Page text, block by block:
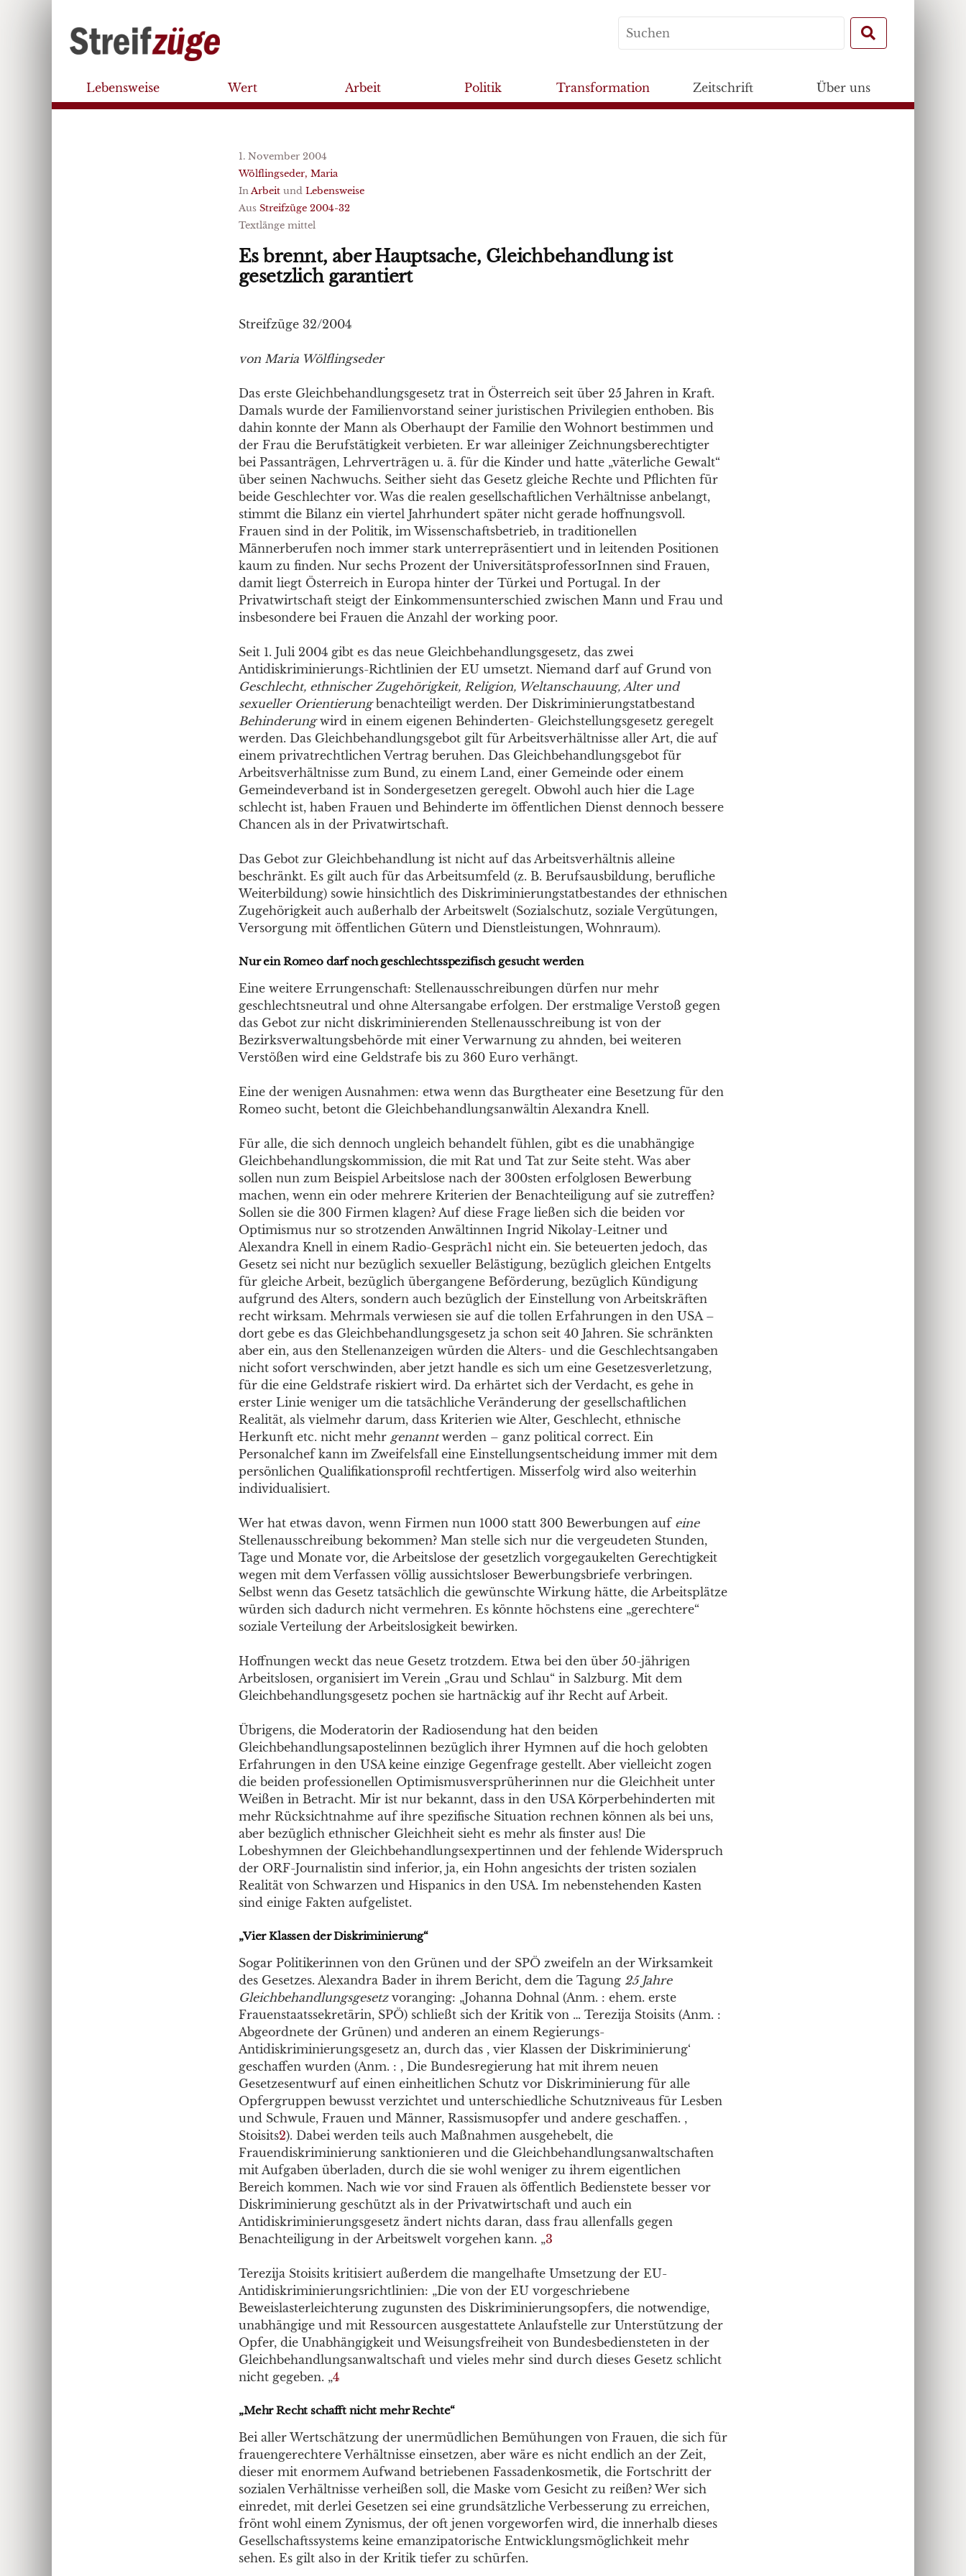
Lebensweise Wert Arbeit Politik Transformation Zeitschrift Über uns
1. November 2004
Wölflingseder, Maria
In Arbeit und Lebensweise
Aus Streifzüge 2004-32
Textlänge mittel
Es brennt, aber Hauptsache, Gleichbehandlung ist
gesetzlich garantiert
Streifzüge 32/2004
von Maria Wölflingseder
Das erste Gleichbehandlungsgesetz trat in Österreich seit über 25 Jahren in Kraft.
Damals wurde der Familienvorstand seiner juristischen Privilegien enthoben. Bis
dahin konnte der Mann als Oberhaupt der Familie den Wohnort bestimmen und
der Frau die Berufstätigkeit verbieten. Er war alleiniger Zeichnungsberechtigter
bei Passanträgen, Lehrverträgen u. ä. für die Kinder und hatte „väterliche Gewalt“
über seinen Nachwuchs. Seither sieht das Gesetz gleiche Rechte und Pflichten für
beide Geschlechter vor. Was die realen gesellschaftlichen Verhältnisse anbelangt,
stimmt die Bilanz ein viertel Jahrhundert später nicht gerade hoffnungsvoll.
Frauen sind in der Politik, im Wissenschaftsbetrieb, in traditionellen
Männerberufen noch immer stark unterrepräsentiert und in leitenden Positionen
kaum zu finden. Nur sechs Prozent der UniversitätsprofessorInnen sind Frauen,
damit liegt Österreich in Europa hinter der Türkei und Portugal. In der
Privatwirtschaft steigt der Einkommensunterschied zwischen Mann und Frau und
insbesondere bei Frauen die Anzahl der working poor.
Seit 1. Juli 2004 gibt es das neue Gleichbehandlungsgesetz, das zwei
Antidiskriminierungs-Richtlinien der EU umsetzt. Niemand darf auf Grund von
Geschlecht, ethnischer Zugehörigkeit, Religion, Weltanschauung, Alter und
sexueller Orientierungbenachteiligt werden. Der Diskriminierungstatbestand
Behinderungwird in einem eigenen Behinderten- Gleichstellungsgesetz geregelt
werden. Das Gleichbehandlungsgebot gilt für Arbeitsverhältnisse aller Art, die auf
einem privatrechtlichen Vertrag beruhen. Das Gleichbehandlungsgebot für
Arbeitsverhältnisse zum Bund, zu einem Land, einer Gemeinde oder einem
Gemeindeverband ist in Sondergesetzen geregelt. Obwohl auch hier die Lage
schlecht ist, haben Frauen und Behinderte im öffentlichen Dienst dennoch bessere
Chancen als in der Privatwirtschaft.
Das Gebot zur Gleichbehandlung ist nicht auf das Arbeitsverhältnis alleine
beschränkt. Es gilt auch für das Arbeitsumfeld (z. B. Berufsausbildung, berufliche
Weiterbildung) sowie hinsichtlich des Diskriminierungstatbestandes der ethnischen
Zugehörigkeit auch außerhalb der Arbeitswelt (Sozialschutz, soziale Vergütungen,
Versorgung mit öffentlichen Gütern und Dienstleistungen, Wohnraum).
Nur ein Romeo darf noch geschlechtsspezifisch gesucht werden
Eine weitere Errungenschaft: Stellenausschreibungen dürfen nur mehr
geschlechtsneutral und ohne Altersangabe erfolgen. Der erstmalige Verstoß gegen
das Gebot zur nicht diskriminierenden Stellenausschreibung ist von der
Bezirksverwaltungsbehörde mit einer Verwarnung zu ahnden, bei weiteren
Verstößen wird eine Geldstrafe bis zu 360 Euro verhängt.
Eine der wenigen Ausnahmen: etwa wenn das Burgtheater eine Besetzung für den
Romeo sucht, betont die Gleichbehandlungsanwältin Alexandra Knell.
Für alle, die sich dennoch ungleich behandelt fühlen, gibt es die unabhängige
Gleichbehandlungskommission, die mit Rat und Tat zur Seite steht. Was aber
sollen nun zum Beispiel Arbeitslose nach der 300sten erfolglosen Bewerbung
machen, wenn ein oder mehrere Kriterien der Benachteiligung auf sie zutreffen?
Sollen sie die 300 Firmen klagen? Auf diese Frage ließen sich die beiden vor
Optimismus nur so strotzenden Anwältinnen Ingrid Nikolay-Leitner und
Alexandra Knell in einem Radio-Gespräch1 nicht ein. Sie beteuerten jedoch, das
Gesetz sei nicht nur bezüglich sexueller Belästigung, bezüglich gleichen Entgelts
für gleiche Arbeit, bezüglich übergangene Beförderung, bezüglich Kündigung
aufgrund des Alters, sondern auch bezüglich der Einstellung von Arbeitskräften
recht wirksam. Mehrmals verwiesen sie auf die tollen Erfahrungen in den USA –
dort gebe es das Gleichbehandlungsgesetz ja schon seit 40 Jahren. Sie schränkten
aber ein, aus den Stellenanzeigen würden die Alters- und die Geschlechtsangaben
nicht sofort verschwinden, aber jetzt handle es sich um eine Gesetzesverletzung,
für die eine Geldstrafe riskiert wird. Da erhärtet sich der Verdacht, es gehe in
erster Linie weniger um die tatsächliche Veränderung der gesellschaftlichen
Realität, als vielmehr darum, dass Kriterien wie Alter, Geschlecht, ethnische
Herkunft etc. nicht mehr genanntwerden – ganz political correct. Ein
Personalchef kann im Zweifelsfall eine Einstellungsentscheidung immer mit dem
persönlichen Qualifikationsprofil rechtfertigen. Misserfolg wird also weiterhin
individualisiert.
Wer hat etwas davon, wenn Firmen nun 1000 statt 300 Bewerbungen auf eine
Stellenausschreibung bekommen? Man stelle sich nur die vergeudeten Stunden,
Tage und Monate vor, die Arbeitslose der gesetzlich vorgegaukelten Gerechtigkeit
wegen mit dem Verfassen völlig aussichtsloser Bewerbungsbriefe verbringen.
Selbst wenn das Gesetz tatsächlich die gewünschte Wirkung hätte, die Arbeitsplätze
würden sich dadurch nicht vermehren. Es könnte höchstens eine „gerechtere“
soziale Verteilung der Arbeitslosigkeit bewirken.
Hoffnungen weckt das neue Gesetz trotzdem. Etwa bei den über 50-jährigen
Arbeitslosen, organisiert im Verein „Grau und Schlau“ in Salzburg. Mit dem
Gleichbehandlungsgesetz pochen sie hartnäckig auf ihr Recht auf Arbeit.
Übrigens, die Moderatorin der Radiosendung hat den beiden
Gleichbehandlungsapostelinnen bezüglich ihrer Hymnen auf die hoch gelobten
Erfahrungen in den USA keine einzige Gegenfrage gestellt. Aber vielleicht zogen
die beiden professionellen Optimismusversprüherinnen nur die Gleichheit unter
Weißen in Betracht. Mir ist nur bekannt, dass in den USA Körperbehinderten mit
mehr Rücksichtnahme auf ihre spezifische Situation rechnen können als bei uns,
aber bezüglich ethnischer Gleichheit sieht es mehr als finster aus! Die
Lobeshymnen der Gleichbehandlungsexpertinnen und der fehlende Widerspruch
der ORF-Journalistin sind inferior, ja, ein Hohn angesichts der tristen sozialen
Realität von Schwarzen und Hispanics in den USA. Im nebenstehenden Kasten
sind einige Fakten aufgelistet.
„Vier Klassen der Diskriminierung“
Sogar Politikerinnen von den Grünen und der SPÖ zweifeln an der Wirksamkeit
des Gesetzes. Alexandra Bader in ihrem Bericht, dem die Tagung 25 Jahre
Gleichbehandlungsgesetz voranging: „Johanna Dohnal (Anm. : ehem. erste
Frauenstaatssekretärin, SPÖ) schließt sich der Kritik von … Terezija Stoisits (Anm. :
Abgeordnete der Grünen) und anderen an einem Regierungs-
Antidiskriminierungsgesetz an, durch das , vier Klassen der Diskriminierung‘
geschaffen wurden (Anm. : , Die Bundesregierung hat mit ihrem neuen
Gesetzesentwurf auf einen einheitlichen Schutz vor Diskriminierung für alle
Opfergruppen bewusst verzichtet und unterschiedliche Schutzniveaus für Lesben
und Schwule, Frauen und Männer, Rassismusopfer und andere geschaffen. ‚
Stoisits2). Dabei werden teils auch Maßnahmen ausgehebelt, die
Frauendiskriminierung sanktionieren und die Gleichbehandlungsanwaltschaften
mit Aufgaben überladen, durch die sie wohl weniger zu ihrem eigentlichen
Bereich kommen. Nach wie vor sind Frauen als öffentlich Bedienstete besser vor
Diskriminierung geschützt als in der Privatwirtschaft und auch ein
Antidiskriminierungsgesetz ändert nichts daran, dass frau allenfalls gegen
Benachteiligung in der Arbeitswelt vorgehen kann. „3
Terezija Stoisits kritisiert außerdem die mangelhafte Umsetzung der EU-
Antidiskriminierungsrichtlinien: „Die von der EU vorgeschriebene
Beweislasterleichterung zugunsten des Diskriminierungsopfers, die notwendige,
unabhängige und mit Ressourcen ausgestattete Anlaufstelle zur Unterstützung der
Opfer, die Unabhängigkeit und Weisungsfreiheit von Bundesbediensteten in der
Gleichbehandlungsanwaltschaft und vieles mehr sind durch dieses Gesetz schlicht
nicht gegeben. „4
„Mehr Recht schafft nicht mehr Rechte“
Bei aller Wertschätzung der unermüdlichen Bemühungen von Frauen, die sich für
frauengerechtere Verhältnisse einsetzen, aber wäre es nicht endlich an der Zeit,
dieser mit enormem Aufwand betriebenen Fassadenkosmetik, die Fortschritt der
sozialen Verhältnisse verheißen soll, die Maske vom Gesicht zu reißen? Wer sich
einredet, mit derlei Gesetzen sei eine grundsätzliche Verbesserung zu erreichen,
frönt wohl einem Zynismus, der oft jenen vorgeworfen wird, die innerhalb dieses
Gesellschaftssystems keine emanzipatorische Entwicklungsmöglichkeit mehr
sehen. Es gilt also in der Kritik tiefer zu schürfen.